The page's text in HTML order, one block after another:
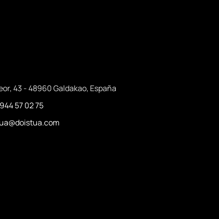
43 - 48960 Galdakao, España
57 02 75